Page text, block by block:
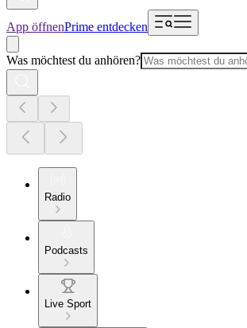
App öffnenPrime entdecken
Was möchtest du anhören?
Radio
Podcasts
Live Sport